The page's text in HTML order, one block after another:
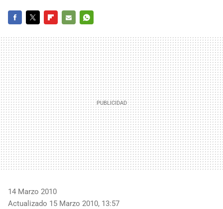
MAIL
14 Marzo 2010
Actualizado 15 Marzo 2010, 13:57